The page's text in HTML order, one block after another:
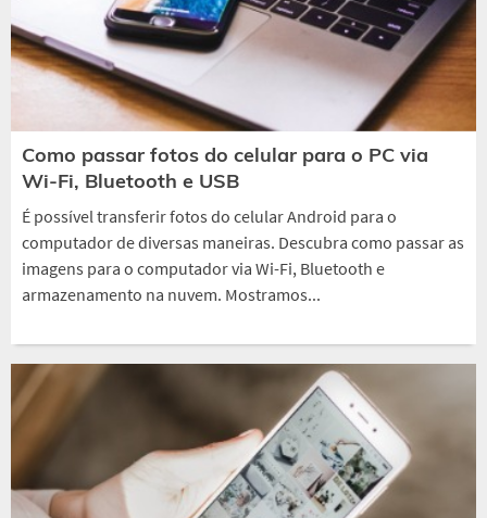
Como passar fotos do celular para o PC via
Wi-Fi, Bluetooth e USB
É possível transferir fotos do celular Android para o
computador de diversas maneiras. Descubra como passar as
imagens para o computador via Wi-Fi, Bluetooth e
armazenamento na nuvem. Mostramos...